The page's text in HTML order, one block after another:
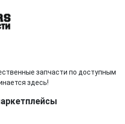
запчасти по доступным
здесь!